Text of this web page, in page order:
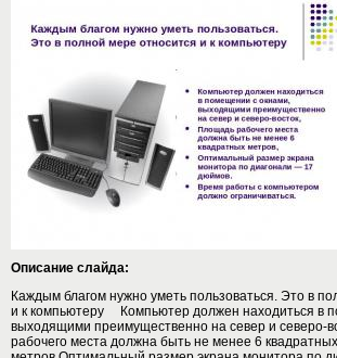
Описание слайда:
Каждым благом нужно уметь пользоваться. Это в
и к компьютеру Компьютер должен находиться в
выходящими преимущественно на север и северо-
рабочего места должна быть не менее 6 квадратных